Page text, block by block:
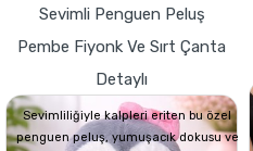
Sevimli Penguen Peluş
Pembe Fiyonk Ve Sırt Çanta
Detaylı
Sevimliliğiyle kalpleri eriten bu özel
penguen peluş, yumuşacık dokusu ve